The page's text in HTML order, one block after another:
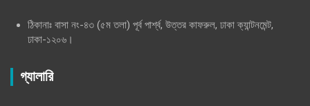
ঠিকানাঃ বাসা নং-৪৩ (৫ম তলা) পূর্ব পার্শ্ব, উত্তর কাফরুল, ঢাকা ক্যান্টনমেন্ট,
ঢাকা-১২০৬।
গ্যালারি